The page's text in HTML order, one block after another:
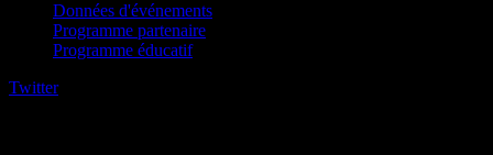
Données d'événements
Programme partenaire
Programme éducatif
Twitter